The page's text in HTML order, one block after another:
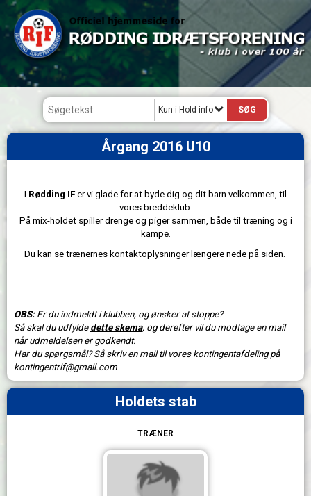
Kun i Hold info
Årgang 2016 U10
I Rødding IFer vi glade for at byde dig og dit barn velkommen, til
vores breddeklub.
På mix-holdet spiller drenge og piger sammen, både til træning og i
kampe.
Du kan se trænernes kontaktoplysninger længere nede på siden.
OBS:Er du indmeldt i klubben, og ønsker at stoppe?
Så skal du udfylde dette skema, og derefter vil du modtage en mail
når udmeldelsen er godkendt.
Har du spørgsmål? Så skriv en mail til vores kontingentafdeling på
kontingentrif@gmail.com
Holdets stab
TRÆNER